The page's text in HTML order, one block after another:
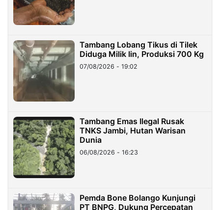
Tambang Lobang Tikus di Tilek
Diduga Milik Iin, Produksi 700 Kg
07/08/2026 - 19:02
Tambang Emas Ilegal Rusak
TNKS Jambi, Hutan Warisan
Dunia
06/08/2026 - 16:23
Pemda Bone Bolango Kunjungi
PT BNPG, Dukung Percepatan